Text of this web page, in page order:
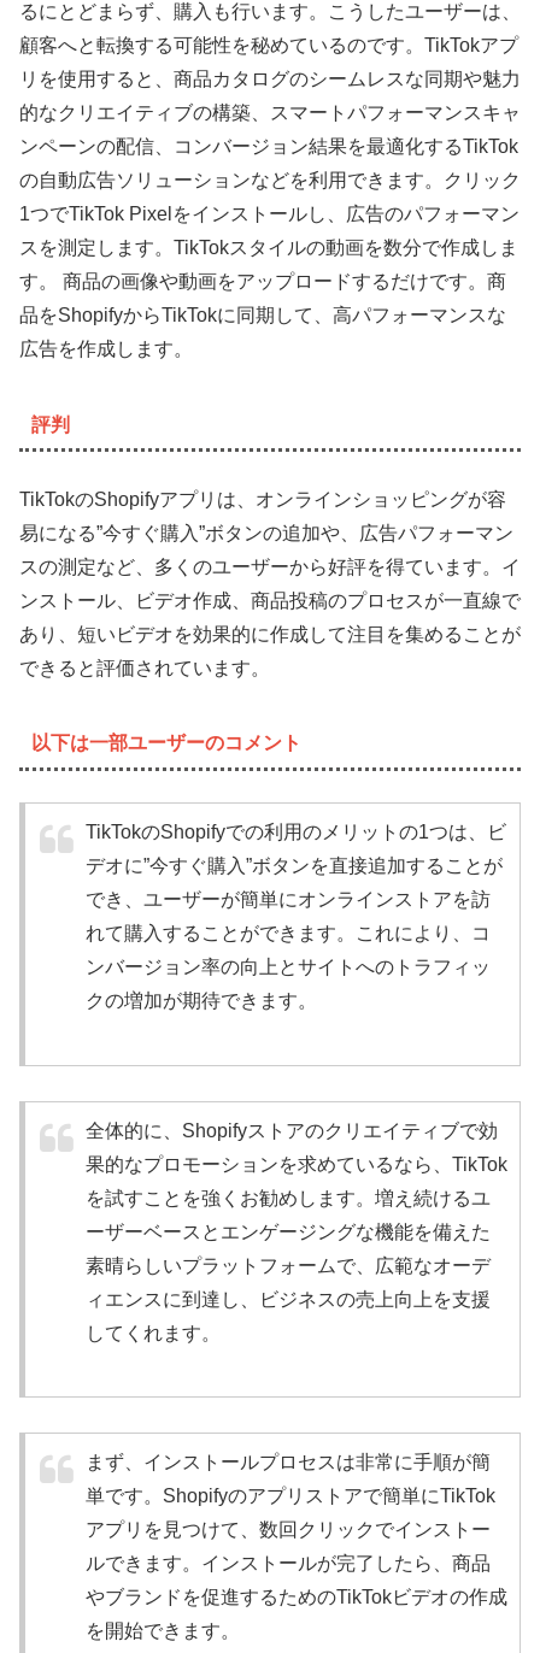
るにとどまらず、購入も行います。こうしたユーザーは、
顧客へと転換する可能性を秘めているのです。TikTokアプ
リを使用すると、商品カタログのシームレスな同期や魅力
的なクリエイティブの構築、スマートパフォーマンスキャ
ンペーンの配信、コンバージョン結果を最適化するTikTok
の自動広告ソリューションなどを利用できます。クリック
1つでTikTok Pixelをインストールし、広告のパフォーマン
スを測定します。TikTokスタイルの動画を数分で作成しま
す。 商品の画像や動画をアップロードするだけです。商
品をShopifyからTikTokに同期して、高パフォーマンスな
広告を作成します。
評判
TikTokのShopifyアプリは、オンラインショッピングが容
易になる”今すぐ購入”ボタンの追加や、広告パフォーマン
スの測定など、多くのユーザーから好評を得ています。イ
ンストール、ビデオ作成、商品投稿のプロセスが一直線で
あり、短いビデオを効果的に作成して注目を集めることが
できると評価されています。
以下は一部ユーザーのコメント
TikTokのShopifyでの利用のメリットの1つは、ビ
デオに”今すぐ購入”ボタンを直接追加することが
でき、ユーザーが簡単にオンラインストアを訪
れて購入することができます。これにより、コ
ンバージョン率の向上とサイトへのトラフィッ
クの増加が期待できます。
全体的に、Shopifyストアのクリエイティブで効
果的なプロモーションを求めているなら、TikTok
を試すことを強くお勧めします。増え続けるユ
ーザーベースとエンゲージングな機能を備えた
素晴らしいプラットフォームで、広範なオーデ
ィエンスに到達し、ビジネスの売上向上を支援
してくれます。
まず、インストールプロセスは非常に手順が簡
単です。Shopifyのアプリストアで簡単にTikTok
アプリを見つけて、数回クリックでインストー
ルできます。インストールが完了したら、商品
やブランドを促進するためのTikTokビデオの作成
を開始できます。